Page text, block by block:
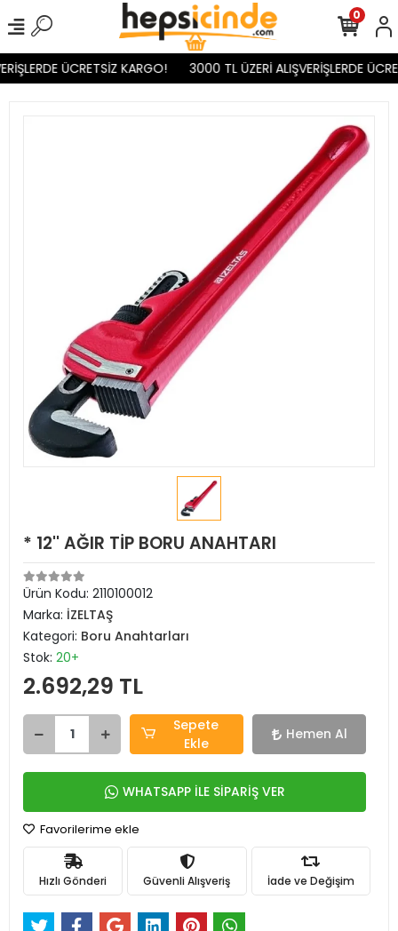
ÜCRETSİZ KARGO! 3000 TL ÜZERİ ALIŞVERİŞLERDE
0
* 12'' AĞIR TİP BORU ANAHTARI
Ürün Kodu: 2110100012
Marka: İZELTAŞ
Kategori: Boru Anahtarları
Stok: 20+
2.692,29 TL
Sepete
Ekle
Hemen Al
WHATSAPP İLE SİPARİŞ VER
Favorilerime ekle
Hızlı Gönderi Güvenli Alışveriş İade ve Değişim